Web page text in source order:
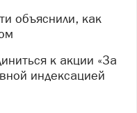
индексацией